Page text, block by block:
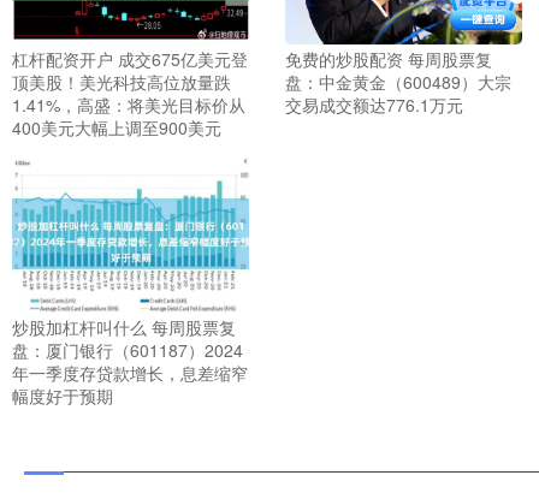
杠杆配资开户 成交675亿美元登
顶美股！美光科技高位放量跌
1.41%，高盛：将美光目标价从
400美元大幅上调至900美元
免费的炒股配资 每周股票复
盘：中金黄金（600489）大宗
交易成交额达776.1万元
炒股加杠杆叫什么 每周股票复
盘：厦门银行（601187）2024
年一季度存贷款增长，息差缩窄
幅度好于预期